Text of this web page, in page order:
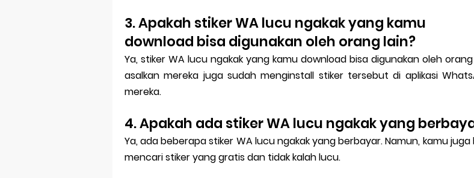
3. Apakah stiker WA lucu ngakak yang kamu
download bisa digunakan oleh orang lain?
Ya, stiker WA lucu ngakak yang kamu download bisa digunakan oleh
asalkan mereka juga sudah menginstall stiker tersebut di aplikasi
mereka.
4. Apakah ada stiker WA lucu ngakak yang
Ya, ada beberapa stiker WA lucu ngakak yang berbayar. Namun, kamu juga
mencari stiker yang gratis dan tidak kalah lucu.